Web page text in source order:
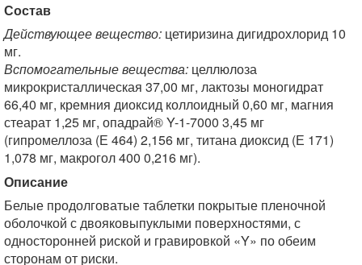
Состав
Действующее вещество: цетиризина дигидрохлорид 10
мг.
Вспомогательные вещества: целлюлоза
микрокристаллическая 37,00 мг, лактозы моногидрат
66,40 мг, кремния диоксид коллоидный 0,60 мг, магния
стеарат 1,25 мг, опадрай® Y-1-7000 3,45 мг
(гипромеллоза (Е 464) 2,156 мг, титана диоксид (Е 171)
1,078 мг, макрогол 400 0,216 мг).
Описание
Белые продолговатые таблетки покрытые пленочной
оболочкой с двояковыпуклыми поверхностями, с
односторонней риской и гравировкой «Y» по обеим
сторонам от риски.